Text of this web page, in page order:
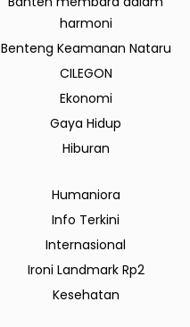
harmoni
Benteng Keamanan Nataru
CILEGON
Ekonomi
Gaya Hidup
Hiburan
Humaniora
Info Terkini
Internasional
Ironi Landmark Rp2
Kesehatan